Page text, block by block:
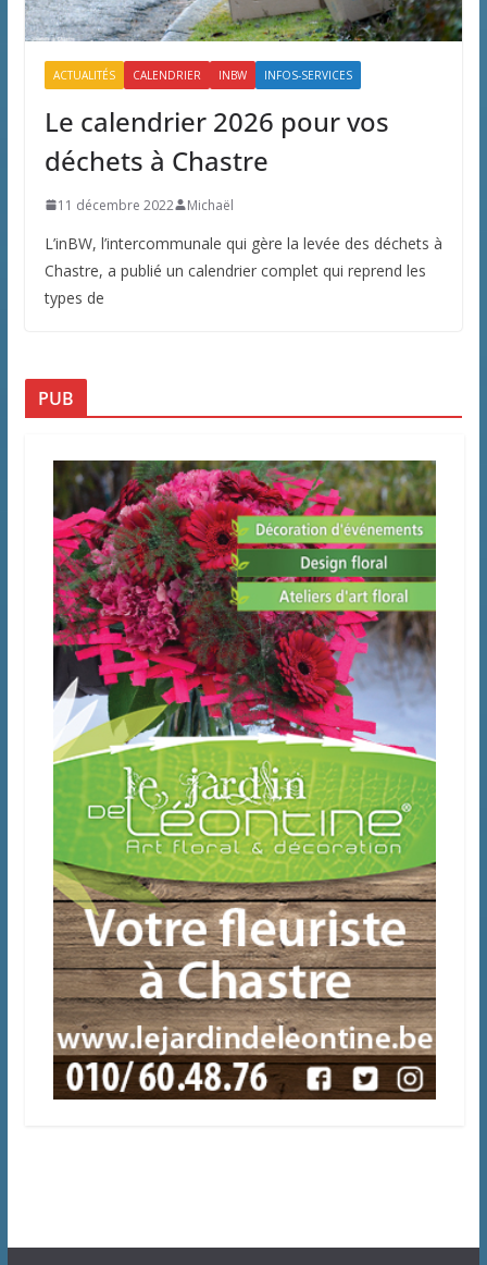
ACTUALITÉS CALENDRIER INBW INFOS-SERVICES
Le calendrier 2026 pour vos
déchets à Chastre
11 décembre 2022 Michaël
L’inBW, l’intercommunale qui gère la levée des déchets à
Chastre, a publié un calendrier complet qui reprend les
types de
PUB